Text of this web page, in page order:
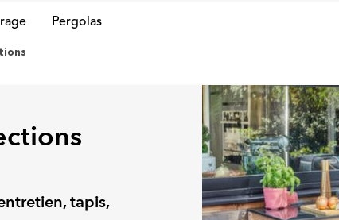
Pergolas
tapis,